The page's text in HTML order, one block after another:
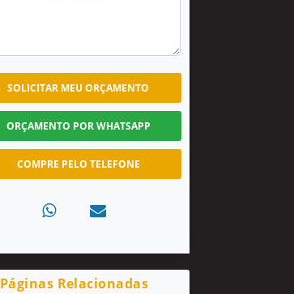
SOLICITAR MEU ORÇAMENTO
ORÇAMENTO POR WHATSAPP
COMPRE PELO TELEFONE
Páginas Relacionadas